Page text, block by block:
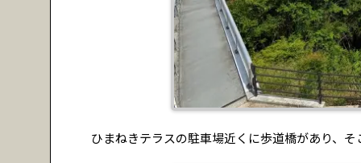
ひまねきテラスの駐車場近くに歩道橋があり、